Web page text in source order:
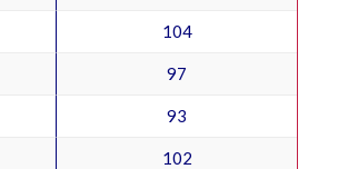
104
97
93
102